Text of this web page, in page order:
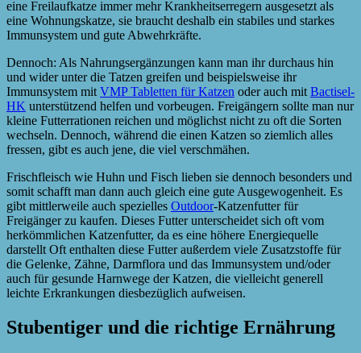
eine Freilaufkatze immer mehr Krankheitserregern ausgesetzt als
eine Wohnungskatze, sie braucht deshalb ein stabiles und starkes
Immunsystem und gute Abwehrkräfte.
Dennoch: Als Nahrungsergänzungen kann man ihr durchaus hin
und wider unter die Tatzen greifen und beispielsweise ihr
Immunsystem mit VMP Tabletten für Katzen oder auch mit Bactisel-
HK unterstützend helfen und vorbeugen. Freigängern sollte man nur
kleine Futterrationen reichen und möglichst nicht zu oft die Sorten
wechseln. Dennoch, während die einen Katzen so ziemlich alles
fressen, gibt es auch jene, die viel verschmähen.
Frischfleisch wie Huhn und Fisch lieben sie dennoch besonders und
somit schafft man dann auch gleich eine gute Ausgewogenheit. Es
gibt mittlerweile auch spezielles Outdoor-Katzenfutter für
Freigänger zu kaufen. Dieses Futter unterscheidet sich oft vom
herkömmlichen Katzenfutter, da es eine höhere Energiequelle
darstellt Oft enthalten diese Futter außerdem viele Zusatzstoffe für
die Gelenke, Zähne, Darmflora und das Immunsystem und/oder
auch für gesunde Harnwege der Katzen, die vielleicht generell
leichte Erkrankungen diesbezüglich aufweisen.
Stubentiger und die richtige Ernährung